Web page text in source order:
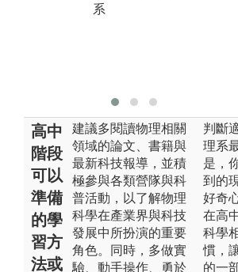
系
高中
階段
可以
準備
的學
習方
法或
建議多閱讀物理相關
領域的論文、書籍與
最新科技報導，並積
極參與各類營隊與科
普活動，以了解物理
科學在產業界與科技
發展中所扮演的重要
角色。同時，多做實
驗、動手操作、勇於
判斷
理系
是，
到的
好奇
在高
科學
慣，
的一